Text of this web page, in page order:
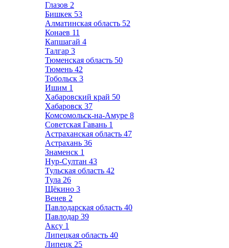
Глазов 2
Бишкек 53
Алматинская область 52
Конаев 11
Капшагай 4
Талгар 3
Тюменская область 50
Тюмень 42
Тобольск 3
Ишим 1
Хабаровский край 50
Хабаровск 37
Комсомольск-на-Амуре 8
Советская Гавань 1
Астраханская область 47
Астрахань 36
Знаменск 1
Нур-Султан 43
Тульская область 42
Тула 26
Щёкино 3
Венев 2
Павлодарская область 40
Павлодар 39
Аксу 1
Липецкая область 40
Липецк 25